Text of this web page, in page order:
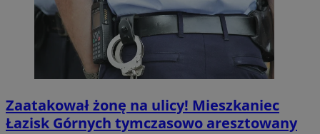
Zaatakował żonę na ulicy! Mieszkaniec
Łazisk Górnych tymczasowo aresztowany